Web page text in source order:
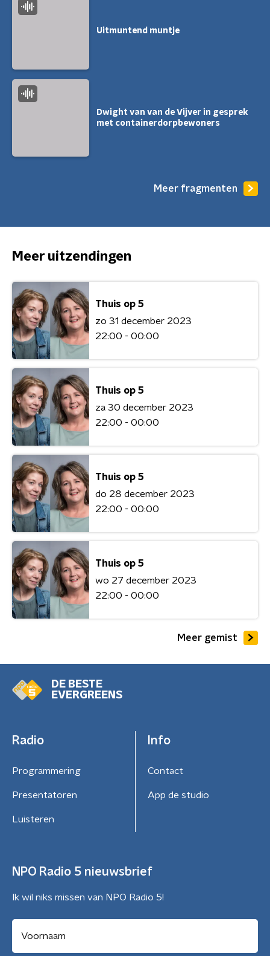
Uitmuntend muntje
Dwight van van de Vijver in gesprek
met containerdorpbewoners
Meer fragmenten
Meer uitzendingen
Thuis op 5
zo 31 december 2023
22:00 - 00:00
Thuis op 5
za 30 december 2023
22:00 - 00:00
Thuis op 5
do 28 december 2023
22:00 - 00:00
Thuis op 5
wo 27 december 2023
22:00 - 00:00
Meer gemist
DE BESTE
EVERGREENS
Radio
Programmering
Presentatoren
Luisteren
Info
Contact
App de studio
NPO Radio 5 nieuwsbrief
Ik wil niks missen van NPO Radio 5!